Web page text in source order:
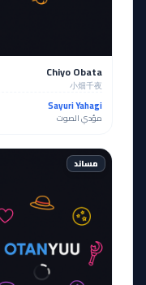
Chiyo Obata
小畑千夜
Sayuri Yahagi
مؤدي الصوت
مساند